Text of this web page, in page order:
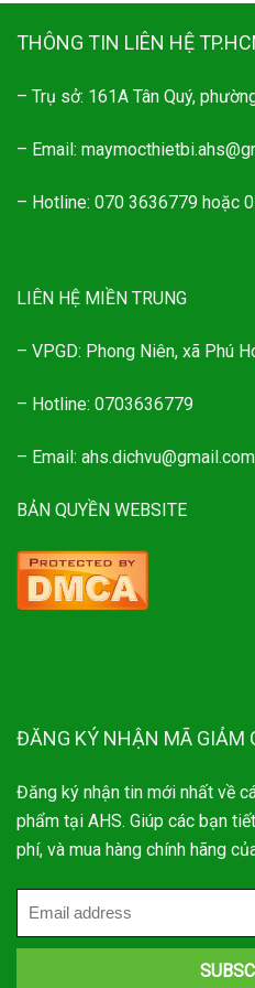
THÔNG TIN LIÊN HỆ
– Trụ sở: 161A Tân Quý,
– Email:
– Hotline: 070 3636779 hoặc
LIÊN HỆ MIỀN TRUNG
– VPGD: Phong Niên, xã Phú
– Hotline: 0703636779
– Email: ahs.dichvu@gmail.com
BẢN QUYỀN WEBSITE
ĐĂNG KÝ NHẬN MÃ GIẢM
Đăng ký nhận tin mới nhất về
phẩm tại AHS. Giúp các bạn
phí, và mua hàng chính hãng